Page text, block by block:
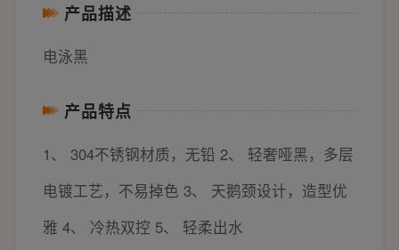
产品描述
电泳黑
产品特点
1、 304不锈钢材质，无铅 2、 轻奢哑黑，多层
电镀工艺，不易掉色 3、 天鹅颈设计，造型优
雅 4、 冷热双控 5、 轻柔出水